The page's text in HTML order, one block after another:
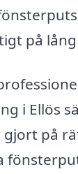
på
i Ellös
på